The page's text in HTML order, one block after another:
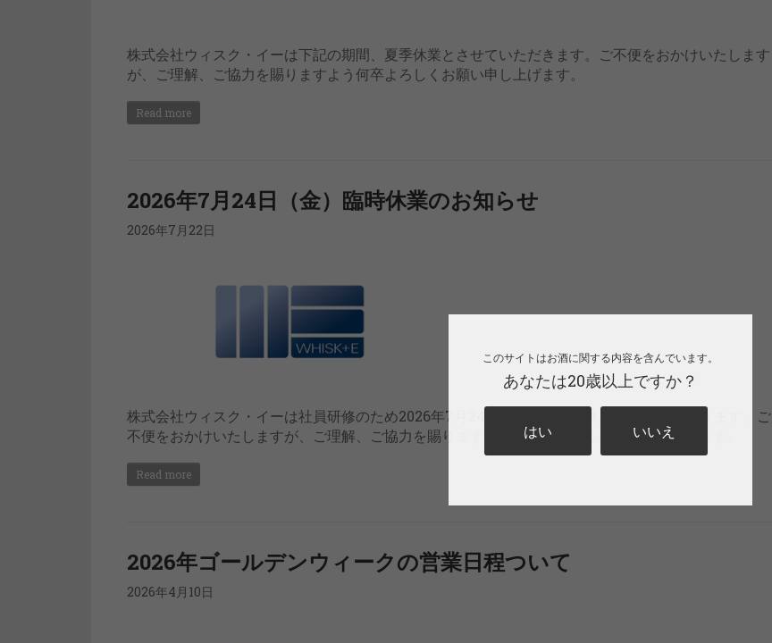
株式会社ウィスク・イーは下記の期間、夏季休業とさせていただきます。ご不便をおかけいたします
が、ご理解、ご協力を賜りますよう何卒よろしくお願い申し上げます。
Read more
2026年7月24日（金）臨時休業のお知らせ
2026年7月22日
株式会社ウィスク・イーは社員研修のため2026年7月24日（金）に臨時休業させていただきます。ご
不便をおかけいたしますが、ご理解、ご協力を賜りますよう何卒よろしくお願い申し上げます。
Read more
2026年ゴールデンウィークの営業日程ついて
2026年4月10日
このサイトはお酒に関する内容を含んでいます。
あなたは20歳以上ですか？
はい いいえ